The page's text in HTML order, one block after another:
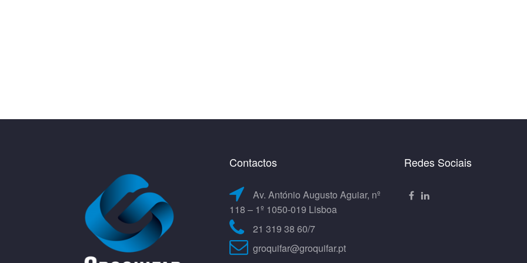
Contactos
Av. António Augusto Aguiar, nº
118 – 1º 1050-019 Lisboa
21 319 38 60/7
groquifar@groquifar.pt
Redes Sociais